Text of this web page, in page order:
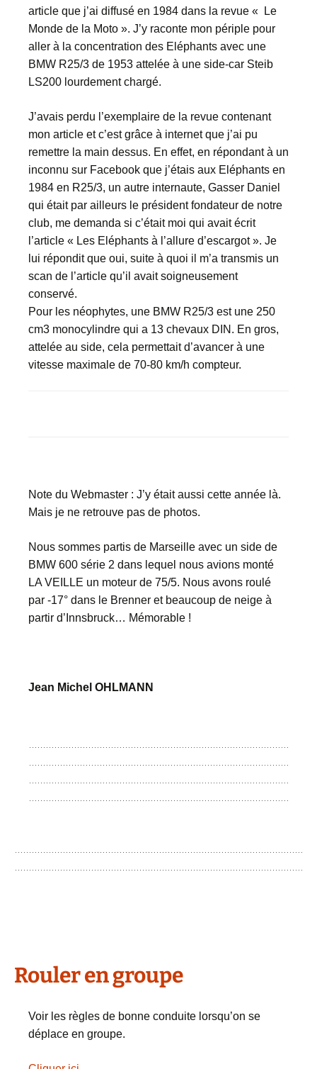
article que j’ai diffusé en 1984 dans la revue « Le
Monde de la Moto ». J’y raconte mon périple pour
aller à la concentration des Eléphants avec une
BMW R25/3 de 1953 attelée à une side-car Steib
LS200 lourdement chargé.
J’avais perdu l’exemplaire de la revue contenant
mon article et c’est grâce à internet que j’ai pu
remettre la main dessus. En effet, en répondant à un
inconnu sur Facebook que j’étais aux Eléphants en
1984 en R25/3, un autre internaute, Gasser Daniel
qui était par ailleurs le président fondateur de notre
club, me demanda si c’était moi qui avait écrit
l’article « Les Eléphants à l’allure d’escargot ». Je
lui répondit que oui, suite à quoi il m’a transmis un
scan de l’article qu’il avait soigneusement
conservé.
Pour les néophytes, une BMW R25/3 est une 250
cm3 monocylindre qui a 13 chevaux DIN. En gros,
attelée au side, cela permettait d’avancer à une
vitesse maximale de 70-80 km/h compteur.
Note du Webmaster : J’y était aussi cette année là.
Mais je ne retrouve pas de photos.
Nous sommes partis de Marseille avec un side de
BMW 600 série 2 dans lequel nous avions monté
LA VEILLE un moteur de 75/5. Nous avons roulé
par -17° dans le Brenner et beaucoup de neige à
partir d’Innsbruck… Mémorable !
Jean Michel OHLMANN
Rouler en groupe
Voir les règles de bonne conduite lorsqu’on se
déplace en groupe.